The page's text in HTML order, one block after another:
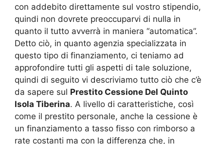
con addebito direttamente sul vostro stipendio,
quindi non dovrete preoccuparvi di nulla in
quanto il tutto avverrà in maniera “automatica”.
Detto ciò, in quanto agenzia specializzata in
questo tipo di finanziamento, ci teniamo ad
approfondire tutti gli aspetti di tale soluzione,
quindi di seguito vi descriviamo tutto ciò che c’è
da sapere sul Prestito Cessione Del Quinto
Isola Tiberina. A livello di caratteristiche, così
come il prestito personale, anche la cessione è
un finanziamento a tasso fisso con rimborso a
rate costanti ma con la differenza che, in